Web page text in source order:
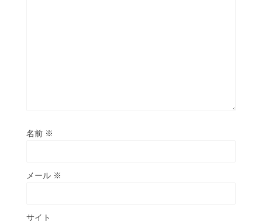
名前 ※
メール ※
サイト